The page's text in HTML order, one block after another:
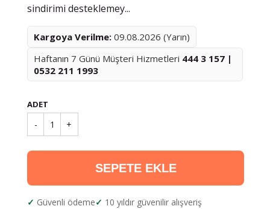
sindirimi desteklemey...
Kargoya Verilme: 09.08.2026 (Yarın)
Haftanın 7 Günü Müşteri Hizmetleri 444 3 157 |
0532 211 1993
ADET
- 1 +
SEPETE EKLE
Güvenli ödeme 10 yıldır güvenilir alışveriş